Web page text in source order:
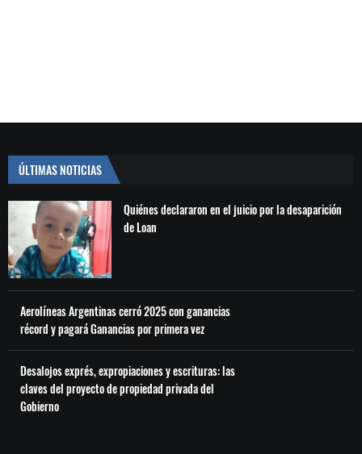
ÚLTIMAS NOTICIAS
Quiénes declararon en el juicio por la desaparición
de Loan
Aerolíneas Argentinas cerró 2025 con ganancias
récord y pagará Ganancias por primera vez
Desalojos exprés, expropiaciones y escrituras: las
claves del proyecto de propiedad privada del
Gobierno